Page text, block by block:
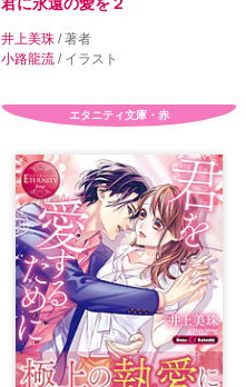
井上美珠 / 著者
小路龍流 / イラスト
エタニティ文庫・赤